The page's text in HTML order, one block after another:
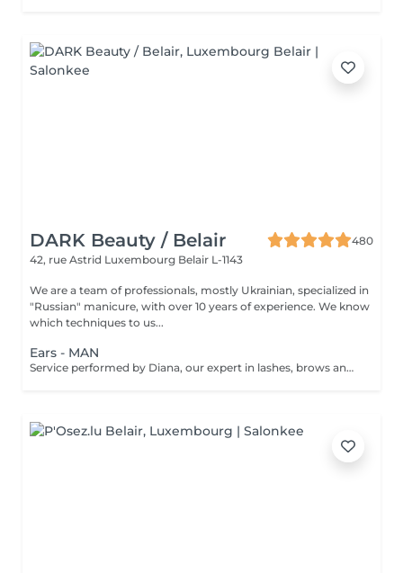
DARK Beauty / Belair
480
42, rue Astrid Luxembourg Belair L-1143
We are a team of professionals, mostly Ukrainian, specialized in
"Russian" manicure, with over 10 years of experience. We know
which techniques to us...
Ears - MAN
Service performed by Diana, our expert in lashes, brows and hair removal, with over 10 years of experience, ensuring precision and high-quality results.